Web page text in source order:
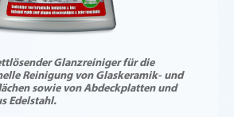
Glanzreiniger für die
Reinigung von Glaskeramik- und
sowie von Abdeckplatten und
Edelstahl.